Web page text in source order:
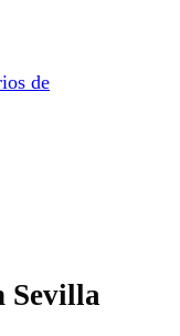
de
Sevilla